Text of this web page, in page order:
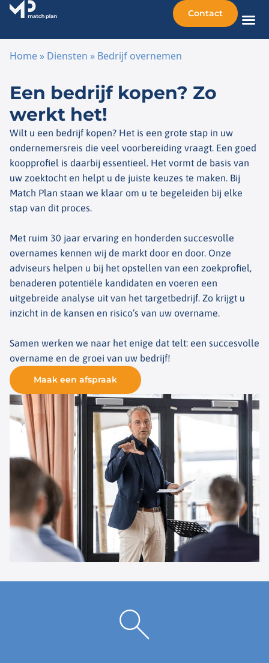
Contact
Home » Diensten » Bedrijf overnemen
Een bedrijf kopen? Zo
werkt het!
Wilt u een bedrijf kopen? Het is een grote stap in uw
ondernemersreis die veel voorbereiding vraagt. Een goed
koopprofiel is daarbij essentieel. Het vormt de basis van
uw zoektocht en helpt u de juiste keuzes te maken. Bij
Match Plan staan we klaar om u te begeleiden bij elke
stap van dit proces.
Met ruim 30 jaar ervaring en honderden succesvolle
overnames kennen wij de markt door en door. Onze
adviseurs helpen u bij het opstellen van een zoekprofiel,
benaderen potentiële kandidaten en voeren een
uitgebreide analyse uit van het targetbedrijf. Zo krijgt u
inzicht in de kansen en risico’s van uw overname.
Samen werken we naar het enige dat telt: een succesvolle
overname en de groei van uw bedrijf!
Maak een afspraak